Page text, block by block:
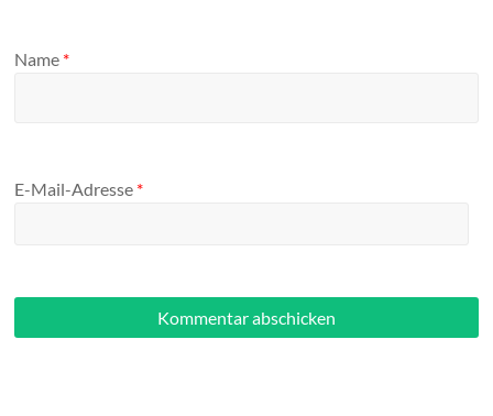
Name *
E-Mail-Adresse *